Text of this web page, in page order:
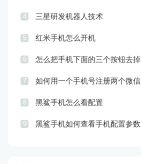
4 三星研发机器人技术
5 红米手机怎么开机
6 怎么把手机下面的三个按钮去掉
7 如何用一个手机号注册两个微信
8 黑鲨手机怎么看配置
9 黑鲨手机如何查看手机配置参数